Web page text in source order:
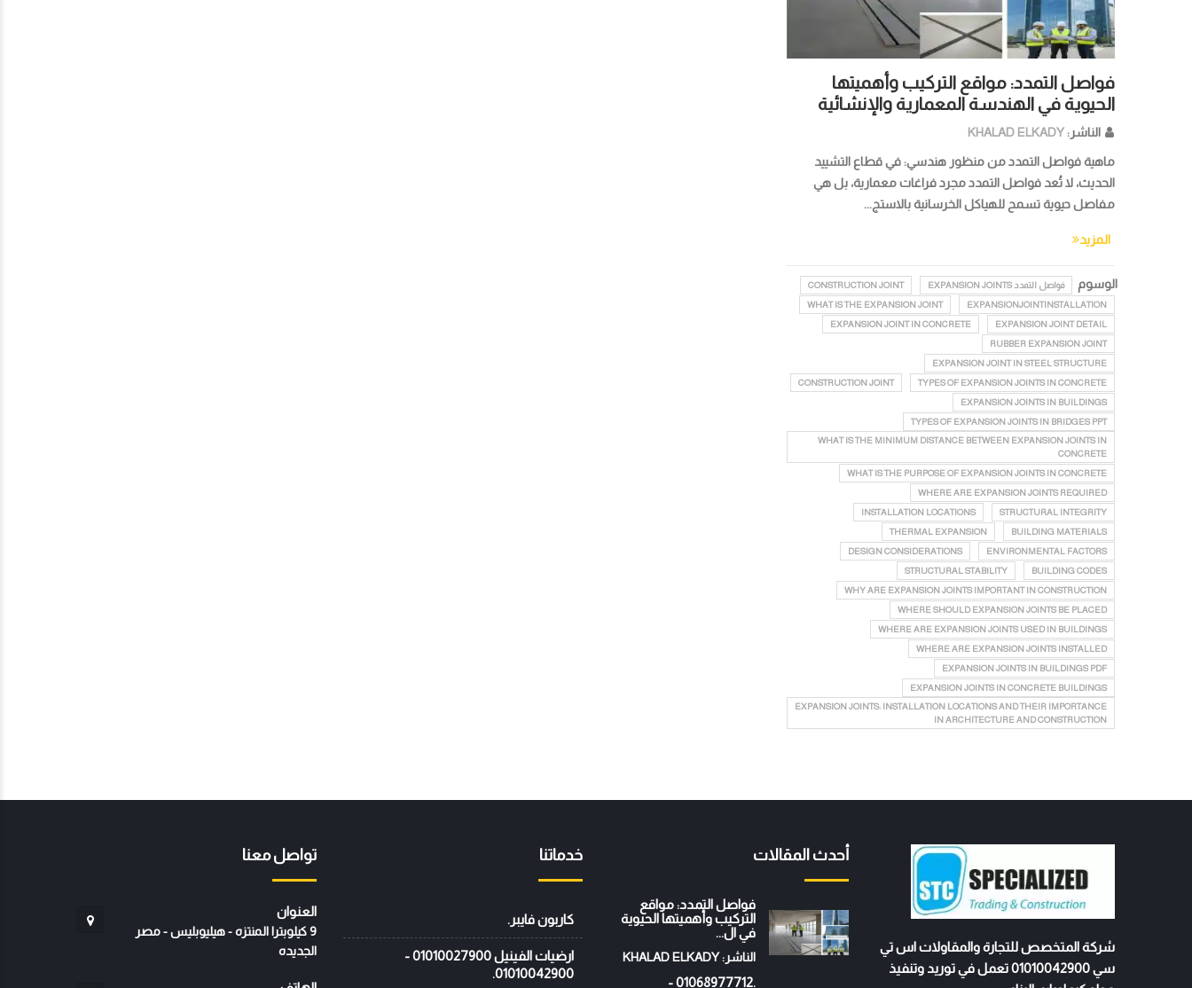
فواصل التمدد: مواقع التركيب وأهميتها
الحيوية في الهندسة المعمارية والإنشائية
الناشر: KHALAD ELKADY
ماهية فواصل التمدد من منظور هندسي: في قطاع التشييد
الحديث، لا تُعد فواصل التمدد مجرد فراغات معمارية، بل هي
مفاصل حيوية تسمح للهياكل الخرسانية بالاستج...
المزيد
الوسوم فواصل التمدد EXPANSION JOINTS
CONSTRUCTION JOINT
EXPANSIONJOINTINSTALLATION
WHAT IS THE EXPANSION JOINT
EXPANSION JOINT DETAIL
EXPANSION JOINT IN CONCRETE
RUBBER EXPANSION JOINT
EXPANSION JOINT IN STEEL STRUCTURE
TYPES OF EXPANSION JOINTS IN CONCRETE
CONSTRUCTION JOINT
EXPANSION JOINTS IN BUILDINGS
TYPES OF EXPANSION JOINTS IN BRIDGES PPT
WHAT IS THE MINIMUM DISTANCE BETWEEN EXPANSION JOINTS IN
CONCRETE
WHAT IS THE PURPOSE OF EXPANSION JOINTS IN CONCRETE
WHERE ARE EXPANSION JOINTS REQUIRED
STRUCTURAL INTEGRITY
INSTALLATION LOCATIONS
BUILDING MATERIALS
THERMAL EXPANSION
ENVIRONMENTAL FACTORS
DESIGN CONSIDERATIONS
BUILDING CODES
STRUCTURAL STABILITY
WHY ARE EXPANSION JOINTS IMPORTANT IN CONSTRUCTION
WHERE SHOULD EXPANSION JOINTS BE PLACED
WHERE ARE EXPANSION JOINTS USED IN BUILDINGS
WHERE ARE EXPANSION JOINTS INSTALLED
EXPANSION JOINTS IN BUILDINGS PDF
EXPANSION JOINTS IN CONCRETE BUILDINGS
EXPANSION JOINTS: INSTALLATION LOCATIONS AND THEIR IMPORTANCE
IN ARCHITECTURE AND CONSTRUCTION
شركة المتخصص للتجارة والمقاولات اس تي
سي 01010042900 تعمل في توريد وتنفيذ
أحدث المقالات
فواصل التمدد: مواقع
التركيب وأهميتها الحيوية
في ال...
الناشر: KHALAD ELKADY
.01068977712 -
خدماتنا
كاربون فايبر.
ارضيات الفينيل 01010027900 -
01010042900.
تواصل معنا
العنوان
9 كيلوبترا المنتزه - هيليوبليس - مصر
الجديده